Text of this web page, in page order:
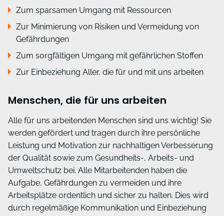
Zum sparsamen Umgang mit Ressourcen
Zur Minimierung von Risiken und Vermeidung von
Gefährdungen
Zum sorgfältigen Umgang mit gefährlichen Stoffen
Zur Einbeziehung Aller, die für und mit uns arbeiten
Menschen, die für uns arbeiten
Alle für uns arbeitenden Menschen sind uns wichtig! Sie
werden gefördert und tragen durch ihre persönliche
Leistung und Motivation zur nachhaltigen Verbesserung
der Qualität sowie zum Gesundheits-, Arbeits- und
Umweltschutz bei. Alle Mitarbeitenden haben die
Aufgabe, Gefährdungen zu vermeiden und ihre
Arbeitsplätze ordentlich und sicher zu halten. Dies wird
durch regelmäßige Kommunikation und Einbeziehung